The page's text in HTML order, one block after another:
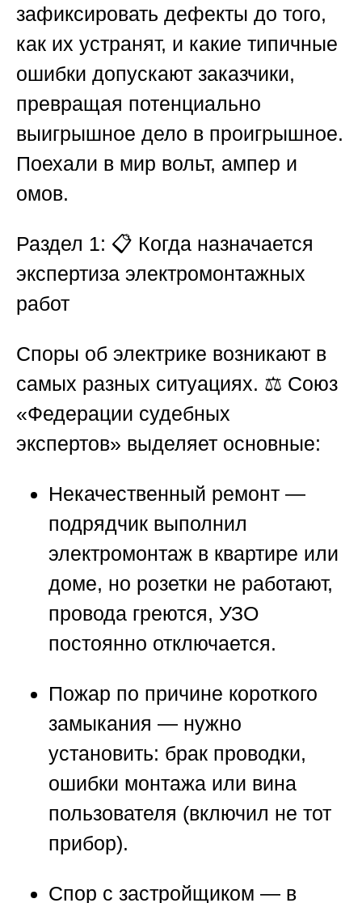
зафиксировать дефекты до того,
как их устранят, и какие типичные
ошибки допускают заказчики,
превращая потенциально
выигрышное дело в проигрышное.
Поехали в мир вольт, ампер и
омов.
Раздел 1: 📋 Когда назначается
экспертиза электромонтажных
работ
Споры об электрике возникают в
самых разных ситуациях. ⚖️ Союз
«Федерации судебных
экспертов» выделяет основные:
Некачественный ремонт —
подрядчик выполнил
электромонтаж в квартире или
доме, но розетки не работают,
провода греются, УЗО
постоянно отключается.
Пожар по причине короткого
замыкания — нужно
установить: брак проводки,
ошибки монтажа или вина
пользователя (включил не тот
прибор).
Спор с застройщиком — в